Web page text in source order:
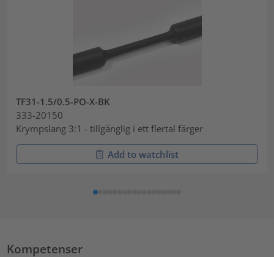
TF31-1.5/0.5-PO-X-BK
333-20150
Krympslang 3:1 - tillgänglig i ett flertal färger
Add to watchlist
Kompetenser